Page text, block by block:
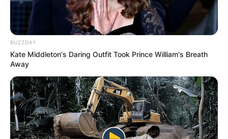
BUZZDAY
Kate Middleton's Daring Outfit Took Prince William's Breath
Away